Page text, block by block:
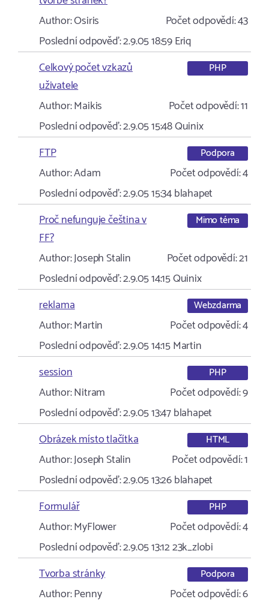
Author:Osiris Počet odpovědí:43
Poslední odpověď:2.9.05 18:59Eriq
Celkový počet vzkazů
uživatele
PHP
Author:Maikis Počet odpovědí:11
Poslední odpověď:2.9.05 15:48Quinix
FTP
Podpora
Author:Adam Počet odpovědí:4
Poslední odpověď:2.9.05 15:34blahapet
Proč nefunguje čeština v
FF?
Mimo téma
Author:Joseph Stalin Počet odpovědí:21
Poslední odpověď:2.9.05 14:15Quinix
reklama
Webzdarma
Author:Martin Počet odpovědí:4
Poslední odpověď:2.9.05 14:15Martin
session
PHP
Author:Nitram Počet odpovědí:9
Poslední odpověď:2.9.05 13:47blahapet
Obrázek místo tlačítka
HTML
Author:Joseph Stalin Počet odpovědí:1
Poslední odpověď:2.9.05 13:26blahapet
Formulář
PHP
Author:MyFlower Počet odpovědí:4
Poslední odpověď:2.9.05 13:1223k_zlobi
Tvorba stránky
Podpora
Author:Penny Počet odpovědí:6